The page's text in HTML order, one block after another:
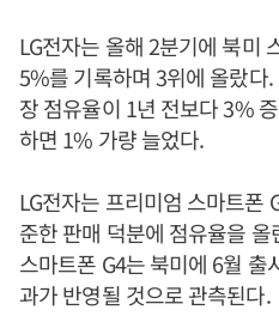
LG전자는 올해 2분기에 북미
5%를 기록하며 3위에 올랐다
장 점유율이 1년 전보다 3%
하면 1% 가량 늘었다.
LG전자는 프리미엄 스마트폰
준한 판매 덕분에 점유율을
스마트폰 G4는 북미에 6월 출
과가 반영될 것으로 관측된다.